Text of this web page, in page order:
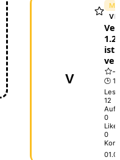
V
ist
🕒 1
12
0
0